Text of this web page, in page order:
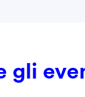
gli